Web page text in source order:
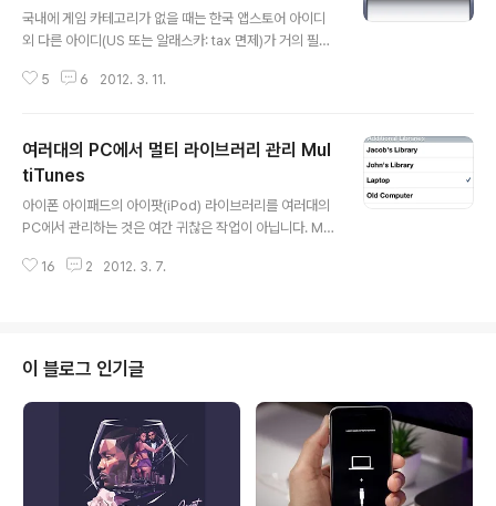
국내에 게임 카테고리가 없을 때는 한국 앱스토어 아이디
외 다른 아이디(US 또는 알래스카: tax 면제)가 거의 필수
가 열리면서(참고) 더이상 앱스토어 계정을 2개 이상 가질
(참고) 3) 방대한량의 Podcast 또는 iTunesU 4) 한국에
도 상륙한다는 루머가 있는 아이튠즈 뮤직 스토어 등 아직
도 한국 앱스토어 아이디만으로아이폰으로 활용할 수 있는
컨텐츠를 100% 사용하기는 부족합니다. 이런 이유에서,
보통 아이폰을 사용하면 US 스토어 아이디 하나 정도는 가
지고 있을 것입니다. 그런데 이 스토어를 변경하려면 카테
5 6 2012. 3. 11.
여러대의 PC에서 멀티 라이브러리 관리 Mul
tiTunes
아이폰 아이패드의 아이팟(iPod) 라이브러리를 여러대의
PC에서 관리하는 것은 여간 귀찮은 작업이 아닙니다. Mul
산시켜서 여러대의 PC에서 아이폰 음악을 동기화 시켜주
리를 생성할 수 있습니다. 즉, 새 라이브러리를 생성한 후에
아이팟을 실행하면 음악이 없는 것을 볼 수 있습니다. 여기
에 다른 PC에서 음악을 새로 동기화하는 것이 되겠습니다.
이때 이전 라이브러리에 포함됐던 음악과 데이터는 삭제되
지 않으며, account 스위칭으로 라이브러리를 선택할 수..
16 2 2012. 3. 7.
이 블로그 인기글